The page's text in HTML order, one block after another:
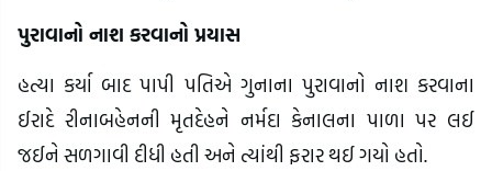
પુરાવાનો નાશ કરવાનો પ્રયાસ
હત્યા કર્યા બાદ પાપી પતિએ ગુનાના પુરાવાનો નાશ કરવાના
ઈરાદે રીનાબહેનની મૃતદેહને નર્મદા કેનાલના પાળા પર લઈ
જઈને સળગાવી દીધી હતી અને ત્યાંથી ફરાર થઈ ગયો હતો.